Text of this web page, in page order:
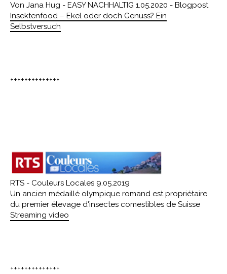
Von Jana Hug - EASY NACHHALTIG 1.05.2020 - Blogpost
Insektenfood – Ekel oder doch Genuss? Ein
Selbstversuch
++++++++++++++
RTS - Couleurs Locales 9.05.2019
Un ancien médaillé olympique romand est propriétaire
du premier élevage d'insectes comestibles de Suisse
Streaming video
++++++++++++++